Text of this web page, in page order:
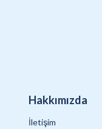
Hakkımızda
İletişim